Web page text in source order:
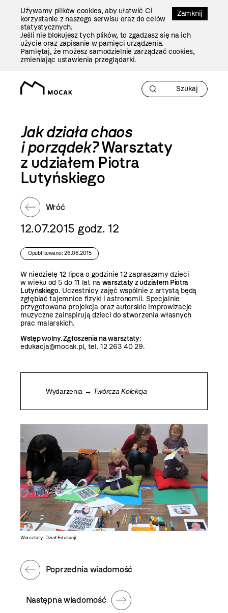
Zamknij
Używamy plików cookies, aby ułatwić Ci
korzystanie z naszego serwisu oraz do celów
statystycznych.
Jeśli nie blokujesz tych plików, to zgadzasz się na ich
użycie oraz zapisanie w pamięci urządzenia.
Pamiętaj, że możesz samodzielnie zarządzać cookies,
zmieniając ustawienia przeglądarki.
Jak działa chaos
i porządek?Warsztaty
z udziałem Piotra
Lutyńskiego
Wróć
12.07.2015 godz. 12
Opublikowano: 26.06.2015
W niedzielę 12 lipca o godzinie 12 zapraszamy dzieci
w wieku od 5 do 11 lat na warsztaty z udziałem Piotra
Lutyńskiego. Uczestnicy zajęć wspólnie z artystą będą
zgłębiać tajemnice fizyki i astronomii. Specjalnie
przygotowana projekcja oraz autorskie improwizacje
muzyczne zainspirują dzieci do stworzenia własnych
prac malarskich.
Wstęp wolny. Zgłoszenia na warsztaty:
edukacja@mocak.pl, tel. 12 263 40 29.
Wydarzenia → Twórcza Kolekcja
Warsztaty, Dział Edukacji
Następna wiadomość
Poprzednia wiadomość